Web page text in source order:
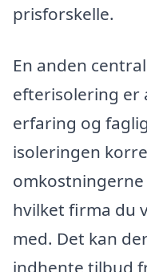
prisforskelle.
En anden
efterisolering
erfaring og
isoleringen
hvilket firma du
med. Det kan
indhente tilbud